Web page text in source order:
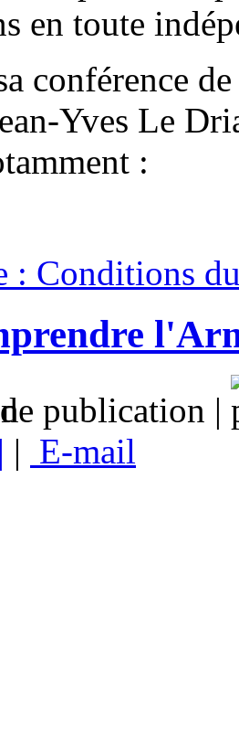
en toute
conférence
Yves Le
:
: Conditions
publication |
| E-mail